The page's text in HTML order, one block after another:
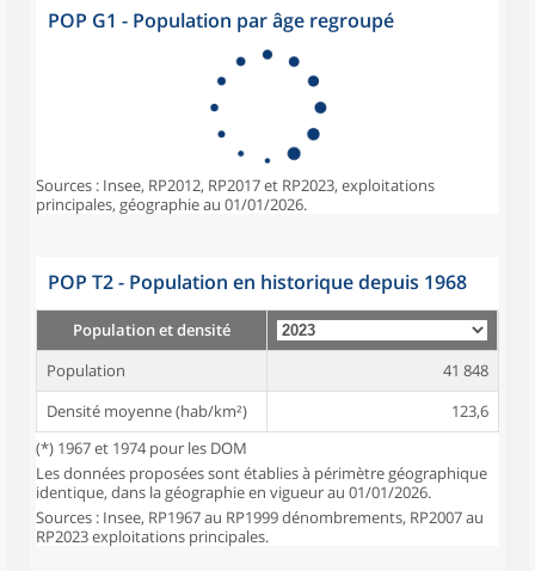
POP G1 - Population par âge regroupé
Sources : Insee, RP2012, RP2017 et RP2023, exploitations
principales, géographie au 01/01/2026.
POP T2 - Population en historique depuis 1968
Population et densité
Population
41 848
Densité moyenne (hab/km²)
123,6
(*) 1967 et 1974 pour les DOM
Les données proposées sont établies à périmètre géographique
identique, dans la géographie en vigueur au 01/01/2026.
Sources : Insee, RP1967 au RP1999 dénombrements, RP2007 au
RP2023 exploitations principales.